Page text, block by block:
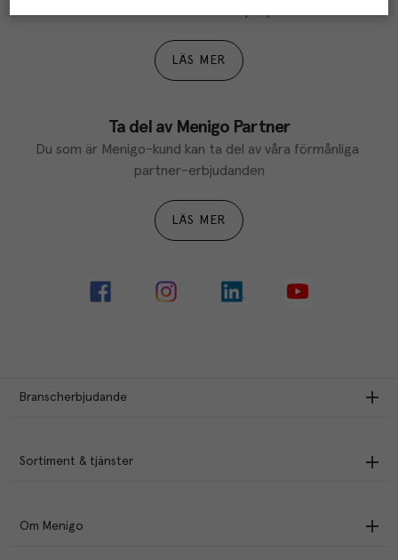
LÄS MER
Ta del av Menigo Partner
Du som är Menigo-kund kan ta del av våra förmånliga
partner-erbjudanden
LÄS MER
Branscherbjudande
Sortiment & tjänster
Om Menigo